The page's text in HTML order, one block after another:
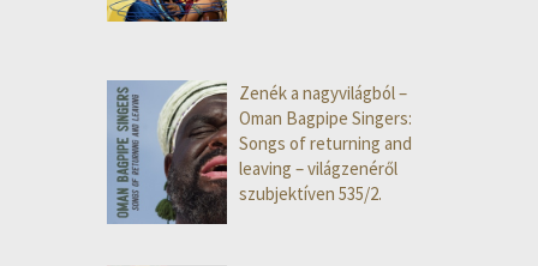
Zenék a nagyvilágból –
Oman Bagpipe Singers:
Songs of returning and
leaving – világzenéről
szubjektíven 535/2.